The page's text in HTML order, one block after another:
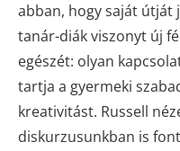
abban, hogy saját útját
tanár-diák viszonyt új
egészét: olyan
tartja a gyermeki
kreativitást. Russell
diskurzusunkban is